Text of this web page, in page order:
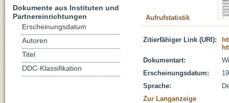
Aufrufstatistik
Zitierfähiger Link (URI):
Dokumentart:
Erscheinungsdatum:
Sprache:
Zur Langanzeige
Dokumente aus Instituten und
Partnereinrichtungen
Erscheinungsdatum
Autoren
Titel
DDC-Klassifikation